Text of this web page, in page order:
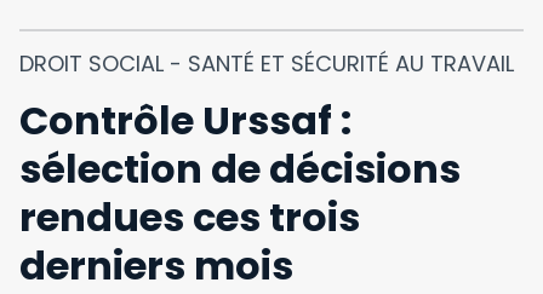
DROIT SOCIAL - SANTÉ ET SÉCURITÉ AU TRAVAIL
Contrôle Urssaf :
sélection de décisions
rendues ces trois
derniers mois